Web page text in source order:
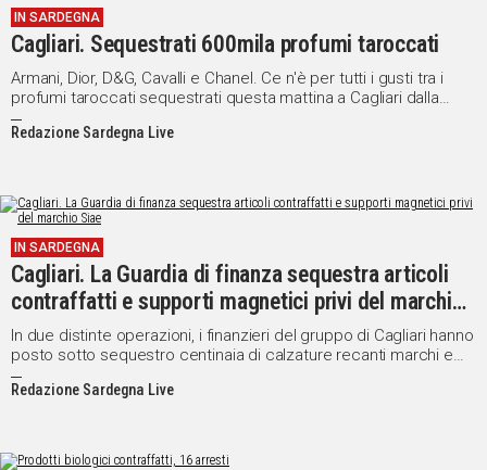
IN SARDEGNA
Cagliari. Sequestrati 600mila profumi taroccati
Armani, Dior, D&G, Cavalli e Chanel. Ce n'è per tutti i gusti tra i
profumi taroccati sequestrati questa mattina a Cagliari dalla
Guardia di Finanza. 580 mila le confezioni intercettate nel porto
canale, dagli uomini del Servizio antifrode dell'Agenzia delle
Redazione Sardegna Live
IN SARDEGNA
Cagliari. La Guardia di finanza sequestra articoli
contraffatti e supporti magnetici privi del marchio
Siae
In due distinte operazioni, i finanzieri del gruppo di Cagliari hanno
posto sotto sequestro centinaia di calzature recanti marchi e
segni falsi nonché' numerosi supporti magnetici, dvd e cd
musicali, illecitamente duplicati e destinati alla libera vendita in
Redazione Sardegna Live